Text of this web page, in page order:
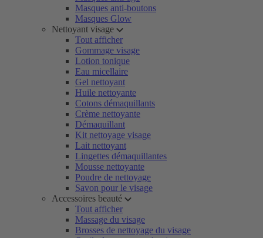
Masques anti-boutons
Masques Glow
Nettoyant visage
Tout afficher
Gommage visage
Lotion tonique
Eau micellaire
Gel nettoyant
Huile nettoyante
Cotons démaquillants
Crème nettoyante
Démaquillant
Kit nettoyage visage
Lait nettoyant
Lingettes démaquillantes
Mousse nettoyante
Poudre de nettoyage
Savon pour le visage
Accessoires beauté
Tout afficher
Massage du visage
Brosses de nettoyage du visage